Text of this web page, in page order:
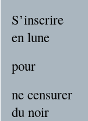
S’inscrire
en lune
pour
ne censurer
du noir